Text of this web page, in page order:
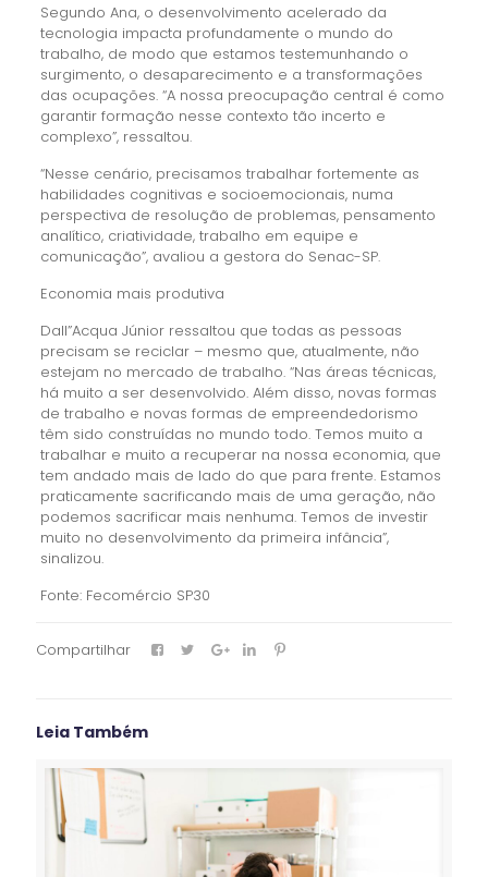
Segundo Ana, o desenvolvimento acelerado da
tecnologia impacta profundamente o mundo do
trabalho, de modo que estamos testemunhando o
surgimento, o desaparecimento e a transformações
das ocupações. “A nossa preocupação central é como
garantir formação nesse contexto tão incerto e
complexo”, ressaltou.
“Nesse cenário, precisamos trabalhar fortemente as
habilidades cognitivas e socioemocionais, numa
perspectiva de resolução de problemas, pensamento
analítico, criatividade, trabalho em equipe e
comunicação”, avaliou a gestora do Senac-SP.
Economia mais produtiva
Dall”Acqua Júnior ressaltou que todas as pessoas
precisam se reciclar – mesmo que, atualmente, não
estejam no mercado de trabalho. “Nas áreas técnicas,
há muito a ser desenvolvido. Além disso, novas formas
de trabalho e novas formas de empreendedorismo
têm sido construídas no mundo todo. Temos muito a
trabalhar e muito a recuperar na nossa economia, que
tem andado mais de lado do que para frente. Estamos
praticamente sacrificando mais de uma geração, não
podemos sacrificar mais nenhuma. Temos de investir
muito no desenvolvimento da primeira infância”,
sinalizou.
Fonte: Fecomércio SP30
Compartilhar
Leia Também